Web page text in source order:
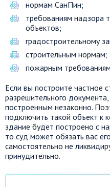
нормам СанПин;
требованиям надзора
объектов;
градостроительному
строительным нормам;
пожарным
Если вы построите частное
разрешительного
построенным незаконно.
подключить такой объект к
здание будет построено с
то суд может обязать вас
самостоятельно не
принудительно.